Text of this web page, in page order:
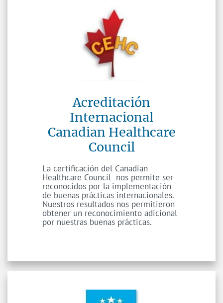
Acreditación
Internacional
Canadian Healthcare
Council
La certificación del Canadian
Healthcare Council nos permite ser
reconocidos por la implementación
de buenas prácticas internacionales.
Nuestros resultados nos permitieron
obtener un reconocimiento adicional
por nuestras buenas prácticas.